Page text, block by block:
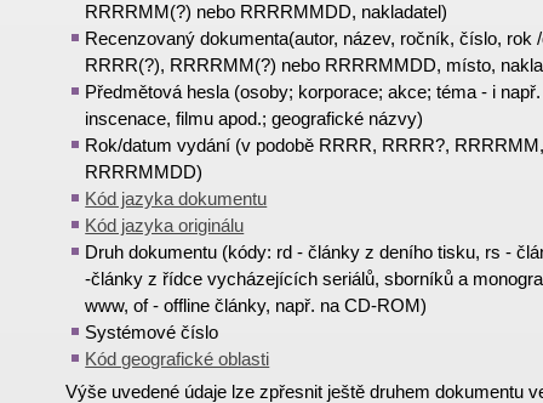
RRRRMM(?) nebo RRRRMMDD, nakladatel)
Recenzovaný dokumenta(autor, název, ročník, číslo, rok
RRRR(?), RRRRMM(?) nebo RRRRMMDD, místo,
Předmětová hesla (osoby; korporace; akce; téma - i
inscenace, filmu apod.; geografické názvy)
Rok/datum vydání (v podobě RRRR, RRRR?,
RRRRMMDD)
Kód jazyka dokumentu
Kód jazyka originálu
Druh dokumentu (kódy: rd - články z deního tisku, rs -
-články z řídce vycházejících seriálů, sborníků a
www, of - offline články, např. na CD-ROM)
Systémové číslo
Kód geografické oblasti
Výše uvedené údaje lze zpřesnit ještě druhem dokumentu